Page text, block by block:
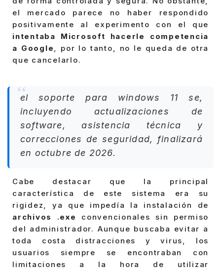
el mercado parece no haber respondido
positivamente al experimento con el que
intentaba Microsoft hacerle competencia
a Google, por lo tanto, no le queda de otra
que cancelarlo.
el soporte para windows 11 se,
incluyendo actualizaciones de
software, asistencia técnica y
correcciones de seguridad, finalizará
en octubre de 2026.
Cabe destacar que la principal
característica de este sistema era su
rigidez, ya que impedía la instalación de
archivos .exe
convencionales sin permiso
del administrador. Aunque buscaba evitar a
toda costa distracciones y virus, los
usuarios siempre se encontraban con
limitaciones a la hora de utilizar